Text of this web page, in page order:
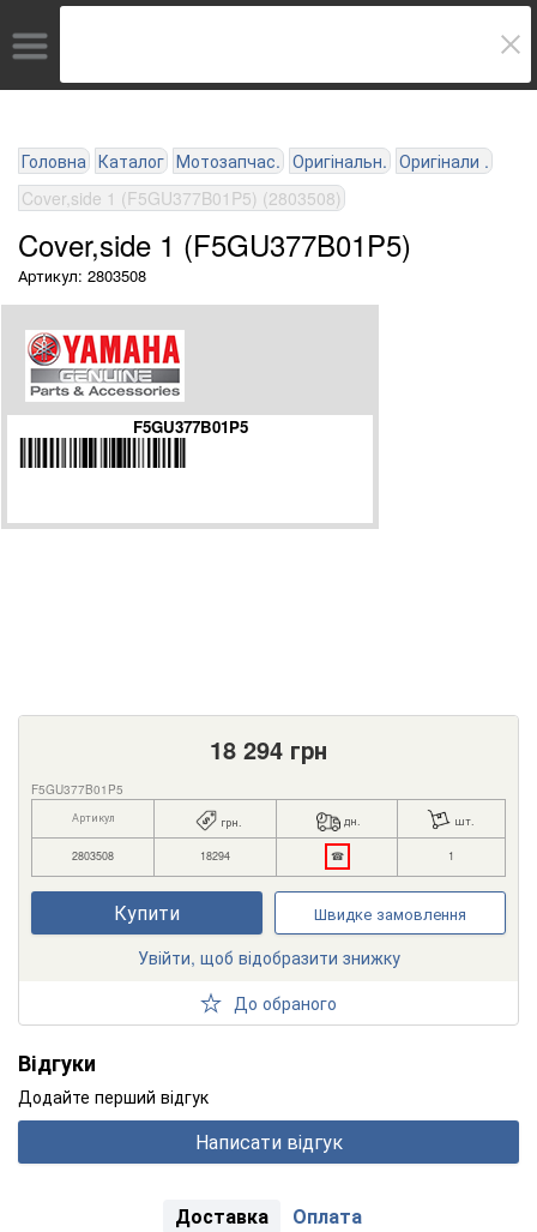
Головна Каталог Мотозапчас. Оригінальн. Оригінали .
Cover,side 1 (F5GU377B01P5) (2803508)
Cover,side 1 (F5GU377B01P5)
Артикул: 2803508
F5GU377B01P5
18 294 грн
F5GU377B01P5
Артикул грн. дн. шт.
2803508 18294 ☎ 1
Купити Швидке замовлення
Увійти, щоб відобразити знижку
До обраного
Відгуки
Додайте перший відгук
Написати відгук
Доставка Оплата